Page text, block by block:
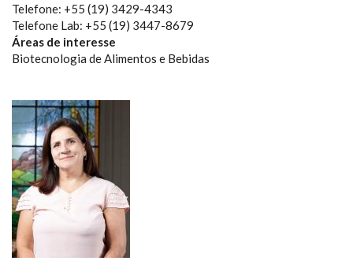
Telefone: +55 (19) 3429-4343
Telefone Lab: +55 (19) 3447-8679
Áreas de interesse
Biotecnologia de Alimentos e Bebidas